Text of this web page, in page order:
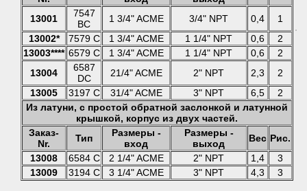
13001
7547
BC
1 3/4" ACME 3/4" NPT 0,4
1
13002*
7579 C 1 3/4" ACME 1 1/4" NPT 0,6
2
13003**** 6579 C 1 3/4" ACME 1 1/4" NPT 0,6
2
13004
6587
DC
21/4" ACME 2" NPT 2,3
2
13005
3197 C 31/4" ACME 3" NPT 6,5
2
Из латуни, с простой обратной заслонкой и латунной
крышкой, корпус из двух частей.
Заказ-
Nr.
Тип
Размеры -
вход
Размеры -
выход
Вес Рис.
13008
6584 C 2 1/4" ACME 2" NPT 1,4
3
13009
3194 C 3 1/4" ACME 3" NPT 4,3 3